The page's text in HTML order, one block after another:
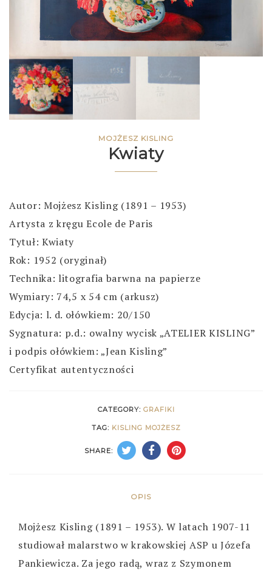
MOJŻESZ KISLING
Kwiaty
Autor: Mojżesz Kisling (1891 – 1953)
Artysta z kręgu Ecole de Paris
Tytuł: Kwiaty
Rok: 1952 (oryginał)
Technika: litografia barwna na papierze
Wymiary: 74,5 x 54 cm (arkusz)
Edycja: l. d. ołówkiem: 20/150
Sygnatura: p.d.: owalny wycisk „ATELIER KISLING”
i podpis ołówkiem: „Jean Kisling”
Certyfikat autentyczności
CATEGORY: GRAFIKI
TAG: KISLING MOJŻESZ
SHARE:
OPIS
Mojżesz Kisling (1891 – 1953). W latach 1907-11
studiował malarstwo w krakowskiej ASP u Józefa
Pankiewicza. Za jego radą, wraz z Szymonem